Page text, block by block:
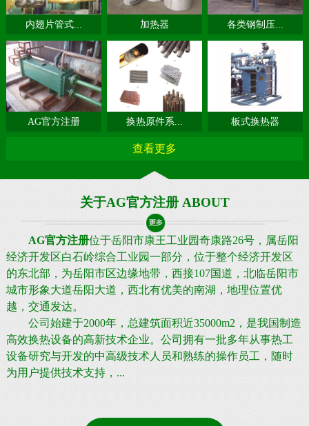
内翅片管式... 加热器 各类钢制压...
AG官方注册 换热原件系... 板式换热器
查看更多
关于AG官方注册 ABOUT
AG官方注册位于岳阳市康王工业园奇康路26号，属岳阳
经济开发区白石岭综合工业园一部分，位于整个经济开发区
的东北部，为岳阳市区边缘地带，西接107国道，北临岳阳市
城市形象大道岳阳大道，西北有优美的南湖，地理位置优
越，交通发达。
公司始建于2000年，总建筑面积近35000m2，是我国制造
高效换热设备的高新技术企业。公司拥有一批多年从事热工
设备研究与开发的中高级技术人员和熟练的操作员工，随时
为用户提供技术支持，...